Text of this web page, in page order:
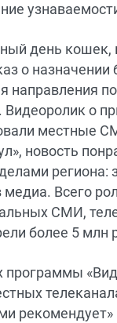
день кошек,
о назначении
направления
о
местные
новость
региона:
Всего
СМИ,
более 5 млн
программы